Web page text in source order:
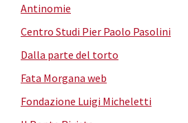
Antinomie
Centro Studi Pier Paolo Pasolini
Dalla parte del torto
Fata Morgana web
Fondazione Luigi Micheletti